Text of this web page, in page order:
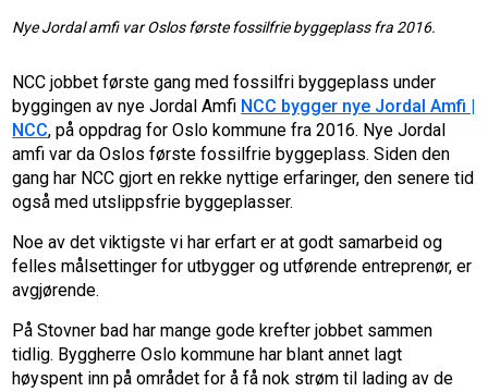
Nye Jordal amfi var Oslos første fossilfrie byggeplass fra 2016.
NCC jobbet første gang med fossilfri byggeplass under
byggingen av nye Jordal Amfi NCC bygger nye Jordal Amfi |
NCC, på oppdrag for Oslo kommune fra 2016. Nye Jordal
amfi var da Oslos første fossilfrie byggeplass. Siden den
gang har NCC gjort en rekke nyttige erfaringer, den senere tid
også med utslippsfrie byggeplasser.
Noe av det viktigste vi har erfart er at godt samarbeid og
felles målsettinger for utbygger og utførende entreprenør, er
avgjørende.
På Stovner bad har mange gode krefter jobbet sammen
tidlig. Byggherre Oslo kommune har blant annet lagt
høyspent inn på området for å få nok strøm til lading av de